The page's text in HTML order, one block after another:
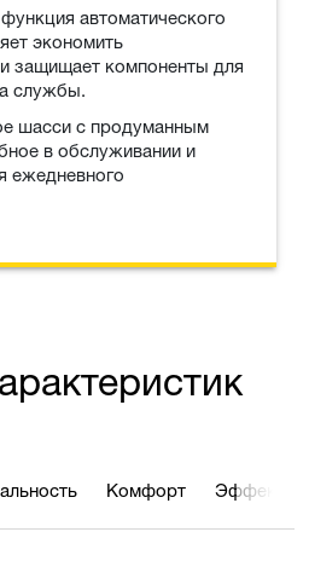
автоматического
экономить
защищает компоненты для
службы.
шасси с продуманным
в обслуживании и
ежедневного
Комфорт